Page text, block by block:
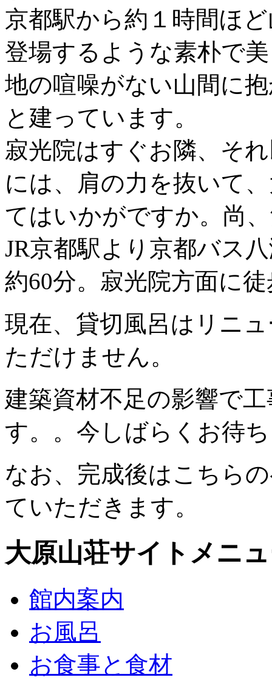
京都駅から約１時間ほ
登場するような素朴で
地の喧噪がない山間に
と建っています。
寂光院はすぐお隣、そ
には、肩の力を抜いて
てはいかがですか。尚
JR京都駅より京都バス
約60分。寂光院方面に
現在、貸切風呂はリニ
ただけません。
建築資材不足の影響で
す。。今しばらくお待
なお、完成後はこちら
ていただきます。
大原山荘サイトメニ
館内案内
お風呂
お食事と食材